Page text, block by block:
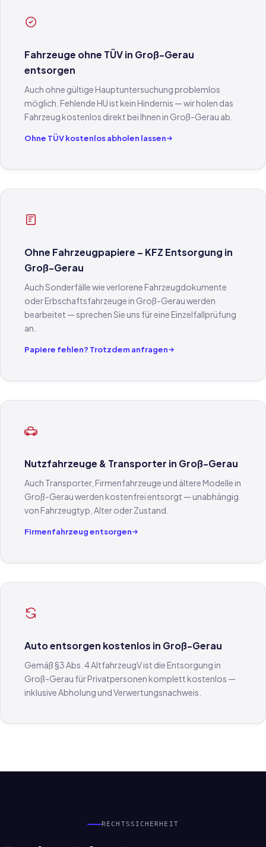
Fahrzeuge ohne TÜV in Groß-Gerau
entsorgen
Auch ohne gültige Hauptuntersuchung problemlos
möglich. Fehlende HU ist kein Hindernis — wir holen das
Fahrzeug kostenlos direkt bei Ihnen in Groß-Gerau ab.
Ohne TÜV kostenlos abholen lassen
Ohne Fahrzeugpapiere – KFZ Entsorgung in
Groß-Gerau
Auch Sonderfälle wie verlorene Fahrzeugdokumente
oder Erbschaftsfahrzeuge in Groß-Gerau werden
bearbeitet — sprechen Sie uns für eine Einzelfallprüfung
an.
Papiere fehlen? Trotzdem anfragen
Nutzfahrzeuge & Transporter in Groß-Gerau
Auch Transporter, Firmenfahrzeuge und ältere Modelle in
Groß-Gerau werden kostenfrei entsorgt — unabhängig
von Fahrzeugtyp, Alter oder Zustand.
Firmenfahrzeug entsorgen
Auto entsorgen kostenlos in Groß-Gerau
Gemäß §3 Abs. 4 AltfahrzeugV ist die Entsorgung in
Groß-Gerau für Privatpersonen komplett kostenlos —
inklusive Abholung und Verwertungsnachweis.
RECHTSSICHERHEIT